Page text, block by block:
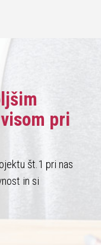
pri
št.1 pri nas
in si